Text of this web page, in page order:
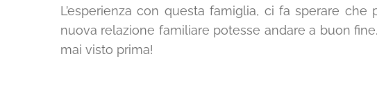
L’esperienza con questa famiglia, ci fa sperare
nuova relazione familiare potesse andare a buon
mai visto prima!